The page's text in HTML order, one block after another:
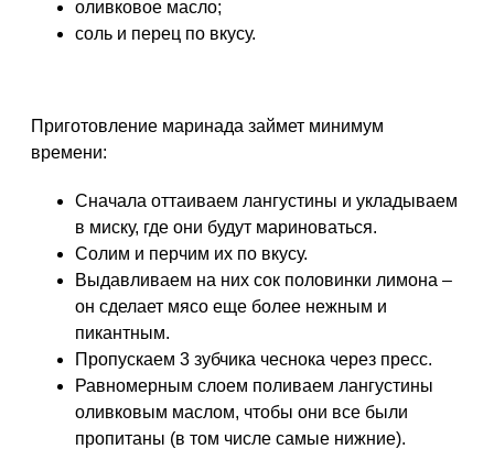
оливковое масло;
соль и перец по вкусу.
Приготовление маринада займет минимум
времени:
Сначала оттаиваем лангустины и укладываем
в миску, где они будут мариноваться.
Солим и перчим их по вкусу.
Выдавливаем на них сок половинки лимона –
он сделает мясо еще более нежным и
пикантным.
Пропускаем 3 зубчика чеснока через пресс.
Равномерным слоем поливаем лангустины
оливковым маслом, чтобы они все были
пропитаны (в том числе самые нижние).